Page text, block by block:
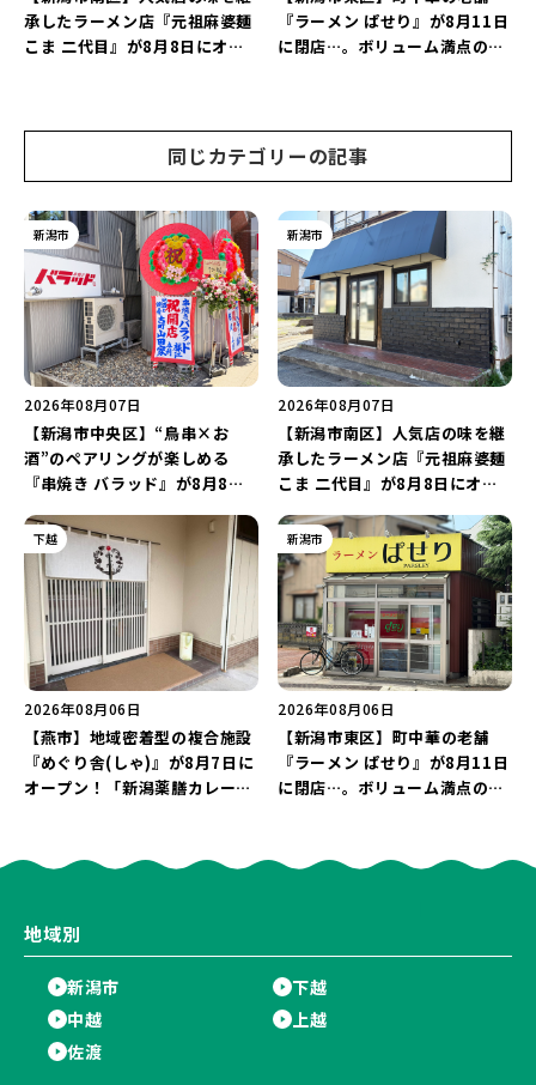
承したラーメン店『元祖麻婆麺
こま 二代目』が8月8日にオー
『ラーメン ぱせり』が8月11日
に閉店…。ボリューム満点の名
同じカテゴリーの記事
新潟市
2026年08月07日
【新潟市中央区】“鳥串×お
酒”のペアリングが楽しめる
『串焼き バラッド』が8月8日
インアップ♪
新潟市
2026年08月07日
【新潟市南区】人気店の味を継
承したラーメン店『元祖麻婆麺
こま 二代目』が8月8日にオー
た「麻婆麺」を復刻♪
下越
2026年08月06日
【燕市】地域密着型の複合施設
『めぐり舎(しゃ)』が8月7日に
オープン！「新潟薬膳カレー
う♪
新潟市
2026年08月06日
【新潟市東区】町中華の老舗
『ラーメン ぱせり』が8月11日
に閉店…。ボリューム満点の名
地域別
新潟市
下越
中越
上越
佐渡